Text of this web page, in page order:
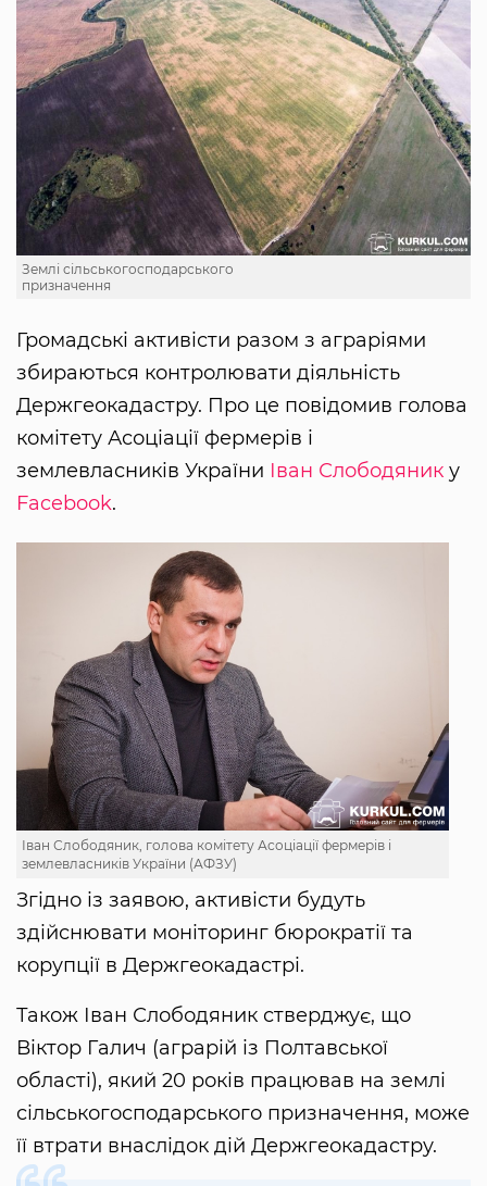
Землі сільськогосподарського
призначення
Громадські активісти разом з аграріями
збираються контролювати діяльність
Держгеокадастру. Про це повідомив голова
комітету Асоціації фермерів і
землевласників України Іван Слободяник у
Facebook.
Іван Слободяник, голова комітету Асоціації фермерів і
землевласників України (АФЗУ)
Згідно із заявою, активісти будуть
здійснювати моніторинг бюрократії та
корупції в Держгеокадастрі.
Також Іван Слободяник стверджує, що
Віктор Галич (аграрій із Полтавської
області), який 20 років працював на землі
сільськогосподарського призначення, може
її втрати внаслідок дій Держгеокадастру.